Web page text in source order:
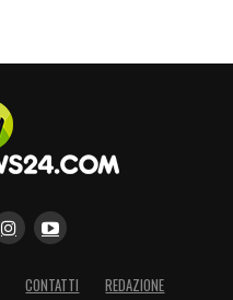
CONTATTI REDAZIONE